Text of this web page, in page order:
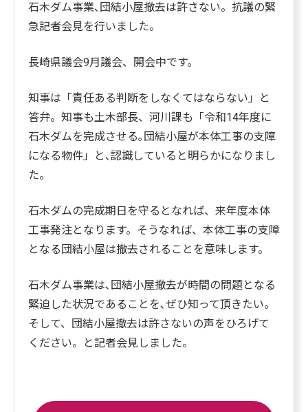
石木ダム事業､団結小屋撤去は許さない。抗議の緊
急記者会見を行いました。
長崎県議会9月議会、開会中です。
知事は「責任ある判断をしなくてはならない」と
答弁。知事も土木部長、河川課も「令和14年度に
石木ダムを完成させる｡団結小屋が本体工事の支障
になる物件」と､認識していると明らかになりまし
た。
石木ダムの完成期日を守るとなれば、来年度本体
工事発注となります。そうなれば、本体工事の支障
となる団結小屋は撤去されることを意味します。
石木ダム事業は､団結小屋撤去が時間の問題となる
緊迫した状況であることを､ぜひ知って頂きたい。
そして、団結小屋撤去は許さないの声をひろげて
ください。と記者会見しました。